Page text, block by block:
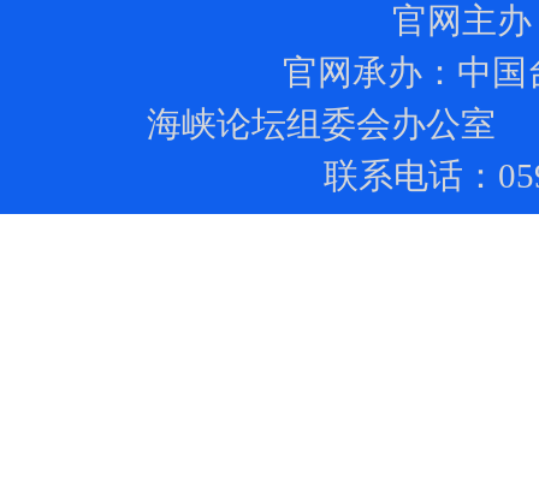
官网主
官网承办： 中国
海峡论坛组委会办公室
联系电话：